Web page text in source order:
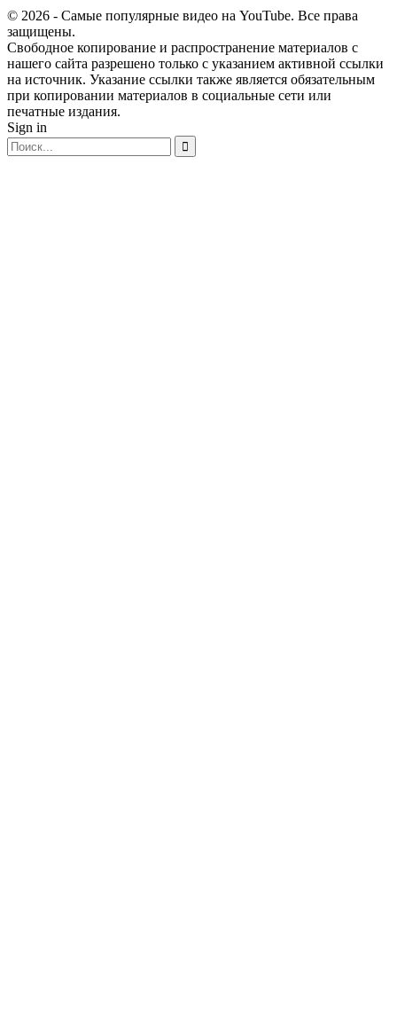
© 2026 - Самые популярные видео на YouTube. Все права
защищены.
Свободное копирование и распространение материалов с
нашего сайта разрешено только с указанием активной ссылки
на источник. Указание ссылки также является обязательным
при копировании материалов в социальные сети или
печатные издания.
Sign in